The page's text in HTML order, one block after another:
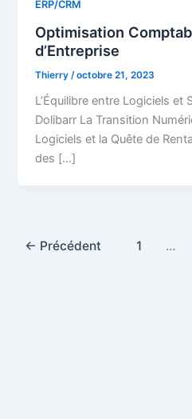
ERP/CRM
Optimisation
d’Entreprise
Thierry /octobre 21, 2023
L’Équilibre entre Logiciels et
Dolibarr La Transition
Logiciels et la Quête de
des […]
← Précédent 1 …